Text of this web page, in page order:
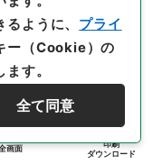
画面
印刷
ダウンロード
ように、 プライ
ー（Cookie）の
す。
全て同意